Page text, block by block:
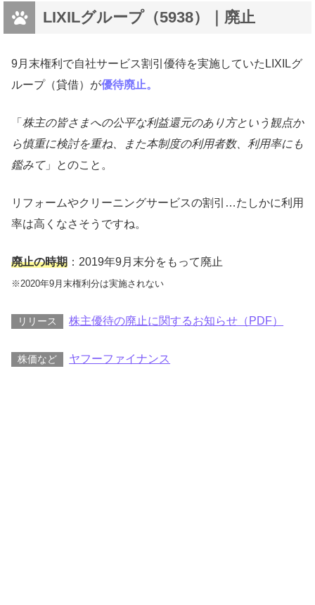
LIXILグループ（5938）｜廃止
9月末権利で自社サービス割引優待を実施していたLIXILグ
ループ（貸借）が優待廃止。
「 株主の皆さまへの公平な利益還元のあり方という観点か
ら慎重に検討を重ね、また本制度の利用者数、利用率にも
鑑みて」とのこと。
リフォームやクリーニングサービスの割引…たしかに利用
率は高くなさそうですね。
廃止の時期 ：2019年9月末分をもって廃止
※2020年9月末権利分は実施されない
リリース 株主優待の廃止に関するお知らせ（PDF）
株価など ヤフーファイナンス